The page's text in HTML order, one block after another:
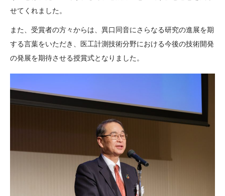
せてくれました。
また、受賞者の方々からは、異口同音にさらなる研究の進展を期
する言葉をいただき、医工計測技術分野における今後の技術開発
の発展を期待させる授賞式となりました。